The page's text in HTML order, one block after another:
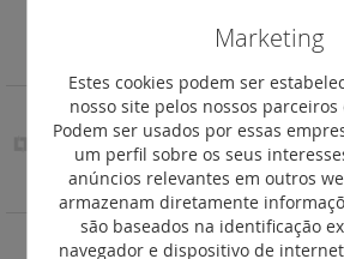
LNWN TECLA PARA
REF. K4007CW
LNWN INT SEM FIOS CORES
REF. K4007CWI
Marketing
Estes cookies podem ser
nosso site pelos nossos
Podem ser usados por essas
um perfil sobre os seus
anúncios relevantes em outros
armazenam diretamente
são baseados na identificação
navegador e dispositivo de